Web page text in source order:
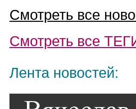
Смотреть все
Смотреть все
Лента новостей: